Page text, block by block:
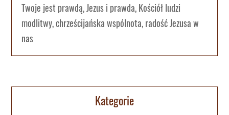
Twoje jest prawdą, Jezus i prawda, Kościół ludzi
modlitwy, chrześcijańska wspólnota, radość Jezusa w
nas
Kategorie